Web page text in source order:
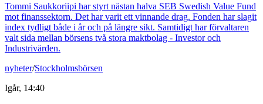
Tommi Saukkoriipi har styrt nästan halva SEB Swedish Value Fund
mot finanssektorn. Det har varit ett vinnande drag. Fonden har slagit
index tydligt både i år och på längre sikt. Samtidigt har förvaltaren
valt sida mellan börsens två stora maktbolag - Investor och
Industrivärden.
nyheter/Stockholmsbörsen
Igår, 14:40